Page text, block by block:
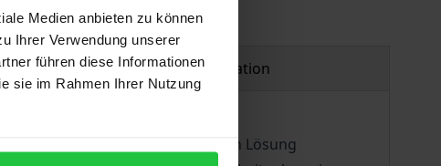
Medien anbieten zu können
Ihrer Verwendung unserer
führen diese Informationen
sie im Rahmen Ihrer Nutzung
Product safety information
Problem zu überlagern, dessen Lösung